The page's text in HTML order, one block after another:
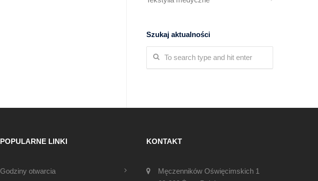
Szukaj aktualności
POPULARNE LINKI
Godziny otwarcia
KONTAKT
Męczenników Oświęcimskich 1